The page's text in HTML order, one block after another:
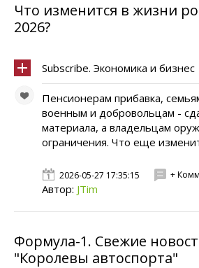
Что изменится в жизни
2026?
Subscribe. Экономика и бизнес
Пенсионерам прибавка,
военным и добровольцам -
материала, а владельцам
ограничения. Что еще
2026-05-27 17:35:15 +
Автор: JTim
Формула-1. Свежие
"Королевы автоспорта"